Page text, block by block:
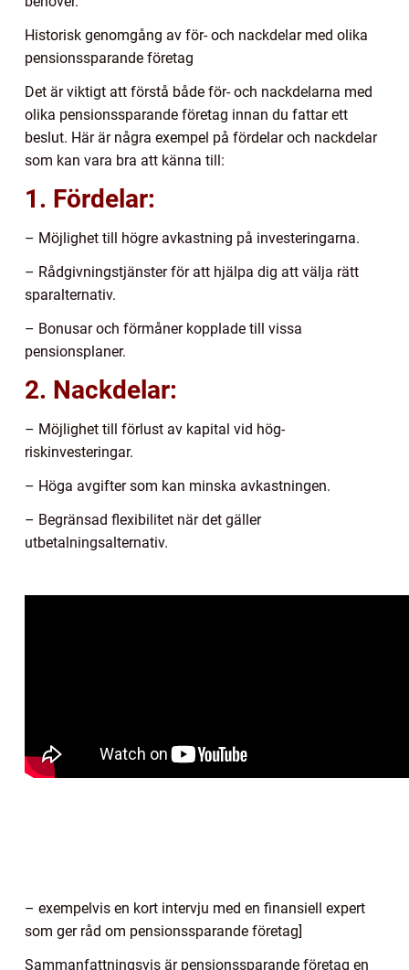
Historisk genomgång av för- och nackdelar med olika
pensionssparande företag
Det är viktigt att förstå både för- och nackdelarna med
olika pensionssparande företag innan du fattar ett
beslut. Här är några exempel på fördelar och nackdelar
som kan vara bra att känna till:
1. Fördelar:
– Möjlighet till högre avkastning på investeringarna.
– Rådgivningstjänster för att hjälpa dig att välja rätt
sparalternativ.
– Bonusar och förmåner kopplade till vissa
pensionsplaner.
2. Nackdelar:
– Möjlighet till förlust av kapital vid hög-
riskinvesteringar.
– Höga avgifter som kan minska avkastningen.
– Begränsad flexibilitet när det gäller
utbetalningsalternativ.
– exempelvis en kort intervju med en finansiell expert
som ger råd om pensionssparande företag]
Sammanfattningsvis är pensionssparande företag en